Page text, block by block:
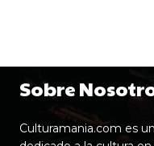
Sobre
Culturamania.com es